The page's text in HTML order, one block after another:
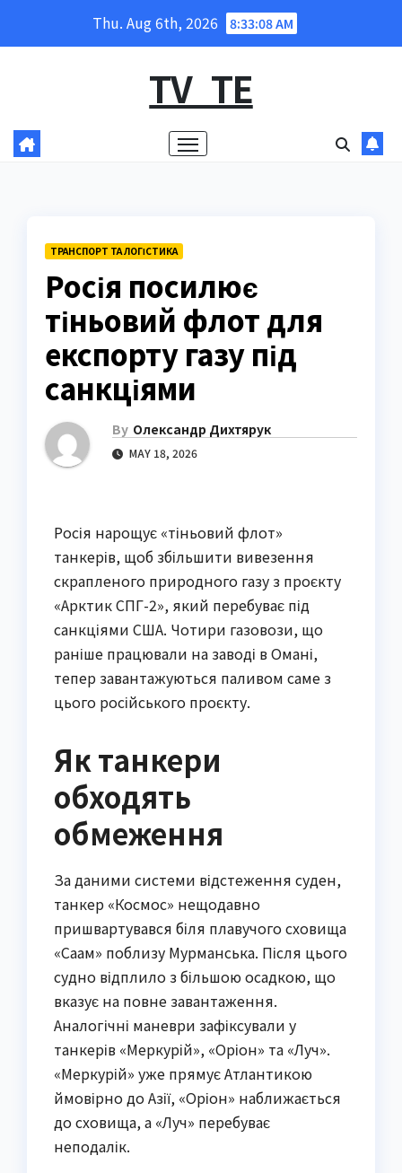
Thu. Aug 6th, 2026 8:33:09 AM
TV_TE
ТРАНСПОРТ ТА ЛОГІСТИКА
Росія посилює
тіньовий флот для
експорту газу під
санкціями
By Олександр Дихтярук
MAY 18, 2026
Росія нарощує «тіньовий флот»
танкерів, щоб збільшити вивезення
скрапленого природного газу з проєкту
«Арктик СПГ-2», який перебуває під
санкціями США. Чотири газовози, що
раніше працювали на заводі в Омані,
тепер завантажуються паливом саме з
цього російського проєкту.
Як танкери
обходять
обмеження
За даними системи відстеження суден,
танкер «Космос» нещодавно
пришвартувався біля плавучого сховища
«Саам» поблизу Мурманська. Після цього
судно відплило з більшою осадкою, що
вказує на повне завантаження.
Аналогічні маневри зафіксували у
танкерів «Меркурій», «Оріон» та «Луч».
«Меркурій» уже прямує Атлантикою
ймовірно до Азії, «Оріон» наближається
до сховища, а «Луч» перебуває
неподалік.